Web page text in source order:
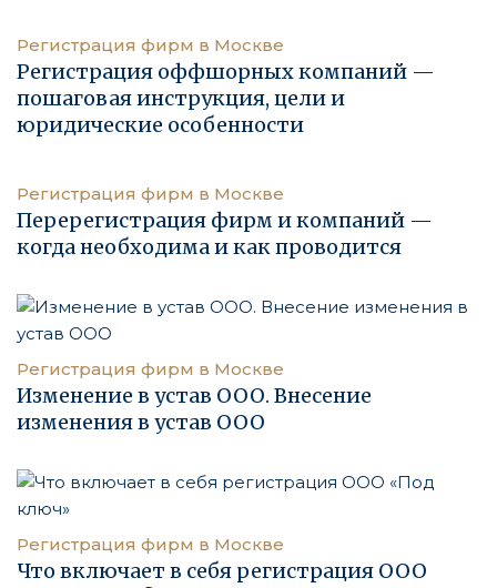
Регистрация фирм в Москве
Регистрация оффшорных компаний —
пошаговая инструкция, цели и
юридические особенности
Регистрация фирм в Москве
Перерегистрация фирм и компаний —
когда необходима и как проводится
Регистрация фирм в Москве
Изменение в устав ООО. Внесение
изменения в устав ООО
Регистрация фирм в Москве
Что включает в себя регистрация ООО